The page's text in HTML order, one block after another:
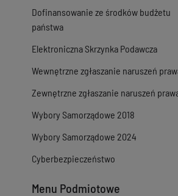
Dofinansowanie ze środków budżetu
państwa
Elektroniczna Skrzynka Podawcza
Wewnętrzne zgłaszanie naruszeń
Zewnętrzne zgłaszanie naruszeń
Wybory Samorządowe 2018
Wybory Samorządowe 2024
Cyberbezpieczeństwo
Menu Podmiotowe